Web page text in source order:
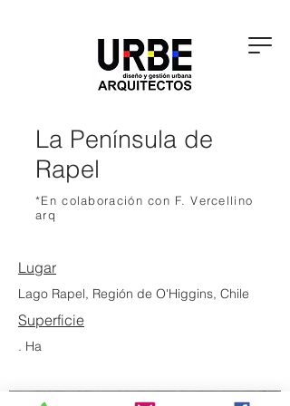
La Península de
Rapel
*En colaboración con F. Vercellino
arq
Lugar
Lago Rapel, Región de O'Higgins, Chile
Superficie
. Ha